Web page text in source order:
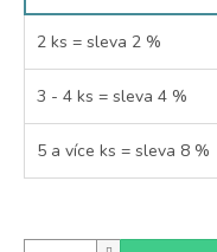
2 ks = sleva 2 %
3 - 4 ks = sleva 4 %
5 a více ks = sleva 8 %